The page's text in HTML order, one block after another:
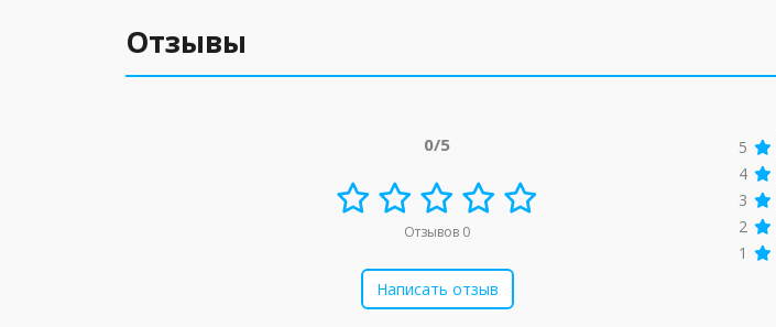
Отзывы
0/5
Отзывов 0
Написать отзыв
5
4
3
2
1